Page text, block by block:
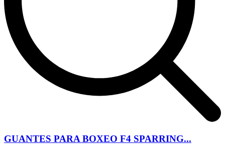
GUANTES PARA BOXEO F4 SPARRING...